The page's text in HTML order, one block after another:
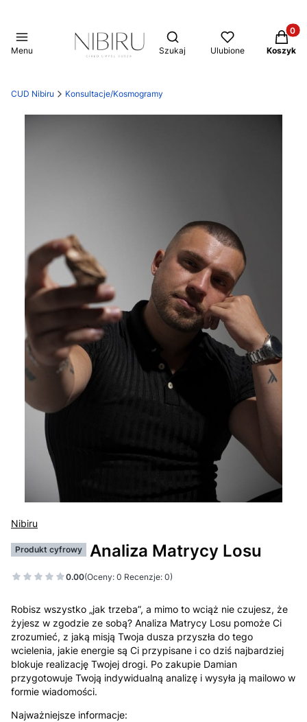
Menu
Otwórz wyszukiwarkę
Szukaj Ulubione Koszyk
CUD Nibiru Konsultacje/Kosmogramy
Nibiru
Produkt cyfrowy Analiza Matrycy Losu
0.00(Oceny: 0 Recenzje: 0)
Robisz wszystko „jak trzeba”, a mimo to wciąż nie czujesz, że
żyjesz w zgodzie ze sobą? Analiza Matrycy Losu pomoże Ci
zrozumieć, z jaką misją Twoja dusza przyszła do tego
wcielenia, jakie energie są Ci przypisane i co dziś najbardziej
blokuje realizację Twojej drogi. Po zakupie Damian
przygotowuje Twoją indywidualną analizę i wysyła ją mailowo w
formie wiadomości.
Najważniejsze informacje: